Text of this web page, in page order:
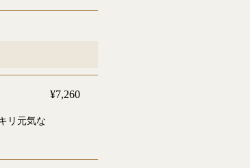
リ元気な
¥7,260